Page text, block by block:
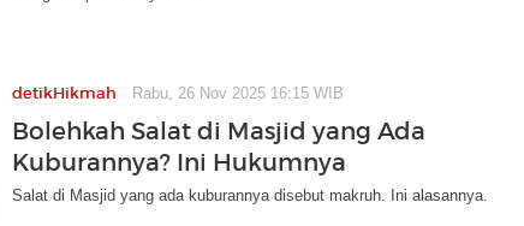
detikHikmah Rabu, 26 Nov 2025 16:15 WIB
Bolehkah Salat di Masjid yang Ada
Kuburannya? Ini Hukumnya
Salat di Masjid yang ada kuburannya disebut makruh. Ini alasannya.